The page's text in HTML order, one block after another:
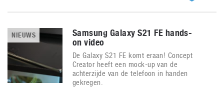
NIEUWS
Samsung Galaxy S21 FE hands-
on video
De Galaxy S21 FE komt eraan! Concept
Creator heeft een mock-up van de
achterzijde van de telefoon in handen
gekregen.